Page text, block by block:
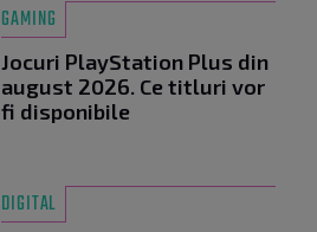
GAMING
Jocuri PlayStation Plus din
august 2026. Ce titluri vor
fi disponibile
DIGITAL